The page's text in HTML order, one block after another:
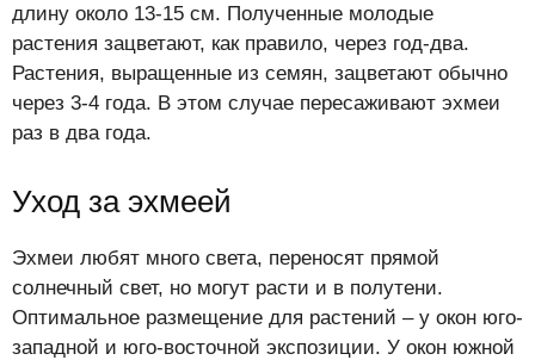
длину около 13-15 см. Полученные молодые
растения зацветают, как правило, через год-два.
Растения, выращенные из семян, зацветают обычно
через 3-4 года. В этом случае пересаживают эхмеи
раз в два года.
Уход за эхмеей
Эхмеи любят много света, переносят прямой
солнечный свет, но могут расти и в полутени.
Оптимальное размещение для растений – у окон юго-
западной и юго-восточной экспозиции. У окон южной